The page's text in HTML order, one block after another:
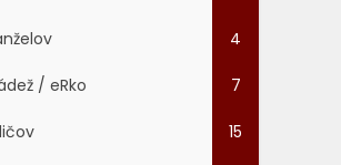
4
/ eRko 7
15